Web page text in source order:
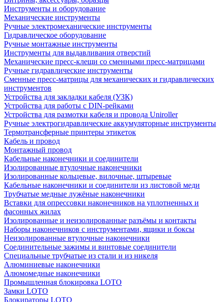
Инструменты и оборудование
Механические инструменты
Ручные электромеханические инструменты
Гидравлическое оборудование
Ручные монтажные инструменты
Инструменты для выдавливания отверстий
Механические пресс-клещи со сменными пресс-матрицами
Ручные гидравлические инструменты
Сменные пресс-матрицы для механических и гидравлических
инструментов
Устройства для закладки кабеля (УЗК)
Устройства для работы с DIN-рейками
Устройства для размотки кабеля и провода Uniroller
Ручные электрогидравлические аккумуляторные инструменты
Термотрансферные принтеры этикеток
Кабель и провод
Монтажный провод
Кабельные наконечники и соединители
Изолированные втулочные наконечники
Изолированные кольцевые, вилочные, штыревые
Кабельные наконечники и соединители из листовой меди
Трубчатые медные лужёные наконечники
Вставки для опрессовки наконечников на уплотненных и
фасонных жилах
Изолированные и неизолированные разъёмы и контакты
Наборы наконечников с инструментами, ящики и боксы
Неизолированные втулочные наконечники
Соединительные зажимы и винтовые соединители
Специальные трубчатые из стали и из никеля
Алюминиевые наконечники
Алюмомедные наконечники
Промышленная блокировка LOTO
Замки LOTO
Блокираторы LOTO